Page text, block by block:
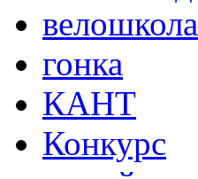
велошкола
гонка
КАНТ
Конкурс